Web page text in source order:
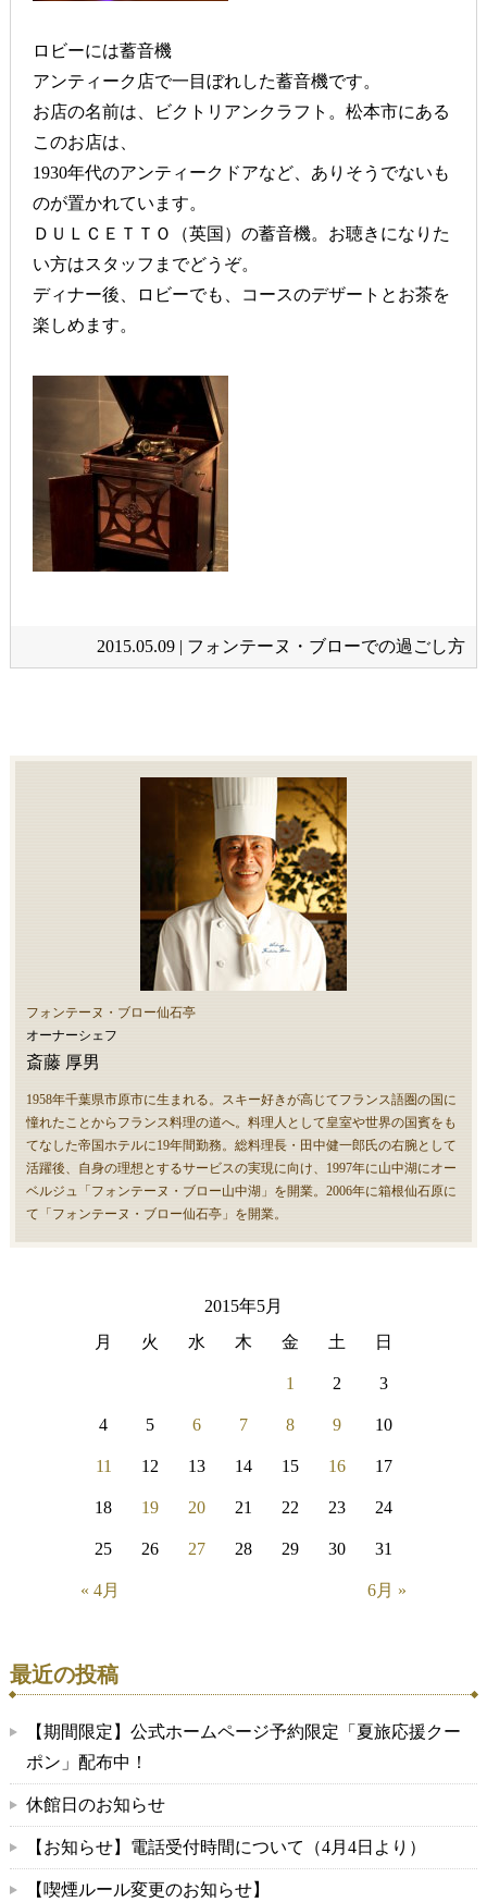
ロビーには蓄音機
アンティーク店で一目ぼれした蓄音機です。
お店の名前は、ビクトリアンクラフト。松本市にある
このお店は、
1930年代のアンティークドアなど、ありそうでないも
のが置かれています。
ＤＵＬＣＥＴＴＯ（英国）の蓄音機。お聴きになりた
い方はスタッフまでどうぞ。
ディナー後、ロビーでも、コースのデザートとお茶を
楽しめます。
2015.05.09 | フォンテーヌ・ブローでの過ごし方
フォンテーヌ・ブロー仙石亭
オーナーシェフ
斎藤 厚男
1958年千葉県市原市に生まれる。スキー好きが高じてフランス語圏の国に
憧れたことからフランス料理の道へ。料理人として皇室や世界の国賓をも
てなした帝国ホテルに19年間勤務。総料理長・田中健一郎氏の右腕として
活躍後、自身の理想とするサービスの実現に向け、1997年に山中湖にオー
ベルジュ「フォンテーヌ・ブロー山中湖」を開業。2006年に箱根仙石原に
て「フォンテーヌ・ブロー仙石亭」を開業。
2015年5月
月
火 水 木 金 土 日
« 4月 6月 »
1 2 3
4 5 6 7 8 9 10
11 12 13 14 15 16 17
18 19 20 21 22 23 24
25 26 27 28 29 30 31
最近の投稿
【期間限定】公式ホームページ予約限定「夏旅応援クー
ポン」配布中！
休館日のお知らせ
【お知らせ】電話受付時間について（4月4日より）
【喫煙ルール変更のお知らせ】